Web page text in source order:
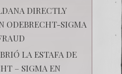
DIRECTLY
ODEBRECHT-SIGMA
LA ESTAFA DE
– SIGMA EN